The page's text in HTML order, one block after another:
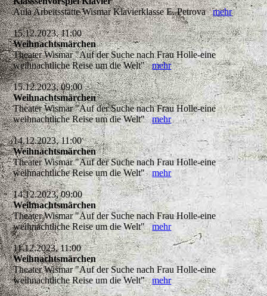
Aula Arbeitsstätte Wismar Klavierklasse E. Petrovamehr
15.12.2023, 11:00
Weihnachtsmärchen
Theater Wismar "Auf der Suche nach Frau Holle-eine
weihnachtliche Reise um die Welt"mehr
15.12.2023, 09:00
Weihnachtsmärchen
Theater Wismar "Auf der Suche nach Frau Holle-eine
weihnachtliche Reise um die Welt"mehr
14.12.2023, 11:00
Weihnachtsmärchen
Theater Wismar "Auf der Suche nach Frau Holle-eine
weihnachtliche Reise um die Welt"mehr
14.12.2023, 09:00
Weihnachtsmärchen
Theater Wismar "Auf der Suche nach Frau Holle-eine
weihnachtliche Reise um die Welt"mehr
11.12.2023, 11:00
Weihnachtsmärchen
Theater Wismar "Auf der Suche nach Frau Holle-eine
weihnachtliche Reise um die Welt"mehr